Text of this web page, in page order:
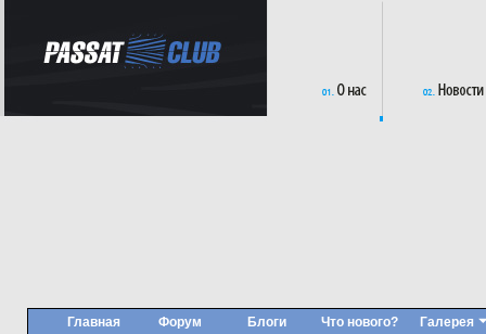
Главная Форум Блоги Что нового? Галерея